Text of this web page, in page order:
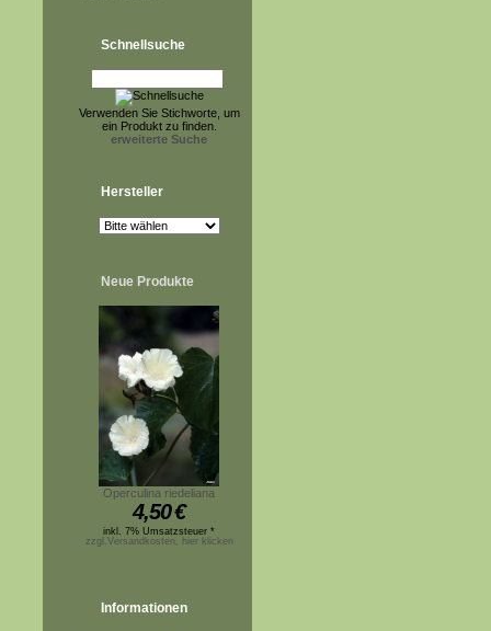
Schnellsuche
Verwenden Sie Stichworte, um
ein Produkt zu finden.
erweiterte Suche
Hersteller
Neue Produkte
Operculina riedeliana
4,50€
inkl. 7% Umsatzsteuer *
zzgl.Versandkosten, hier klicken
Informationen